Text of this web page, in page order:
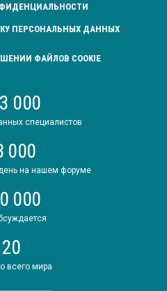
ПЕРСОНАЛЬНЫХ ДАННЫХ
ФАЙЛОВ COOKIE
000
специалистов
000
на нашем форуме
000
20
всего мира